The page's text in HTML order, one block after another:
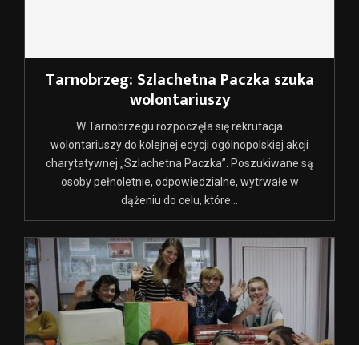
Tarnobrzeg: Szlachetna Paczka szuka
wolontariuszy
W Tarnobrzegu rozpoczęła się rekrutacja
wolontariuszy do kolejnej edycji ogólnopolskiej akcji
charytatywnej „Szlachetna Paczka”. Poszukiwane są
osoby pełnoletnie, odpowiedzialne, wytrwałe w
dążeniu do celu, które...